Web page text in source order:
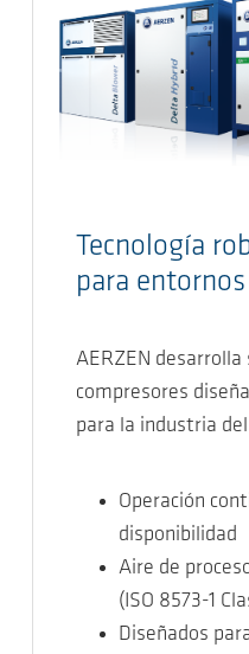
Tecnología
para
AERZEN desarrolla
compresores
para la industria
Operación
disponibilidad
Aire de
(ISO 8573-1
Diseñados